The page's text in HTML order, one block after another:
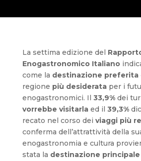
La settima edizione del
Enogastronomico Italiano
come la destinazione preferita
regione più desiderata per i
enogastronomici. Il 33,9%dei
vorrebbe visitarlaed il 39,3%
recato nel corso dei viaggi più
conferma dell’attrattività della
enogastronomia e cultura
stata la destinazione principale